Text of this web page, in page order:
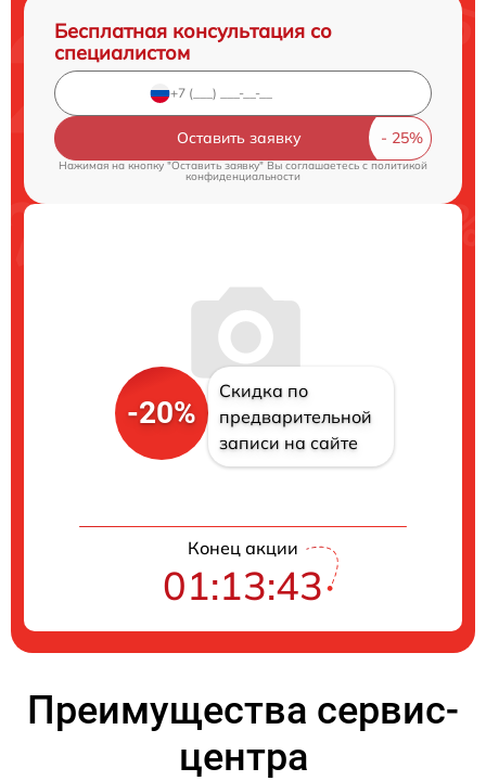
Бесплатная консультация со
специалистом
Оставить заявку
Нажимая на кнопку "Оставить заявку" Вы соглашаетесь cполитикой
конфиденциальности
-20%
Скидка по
предварительной
записи на сайте
Конец акции
01:13:42
Преимущества сервис-
центра